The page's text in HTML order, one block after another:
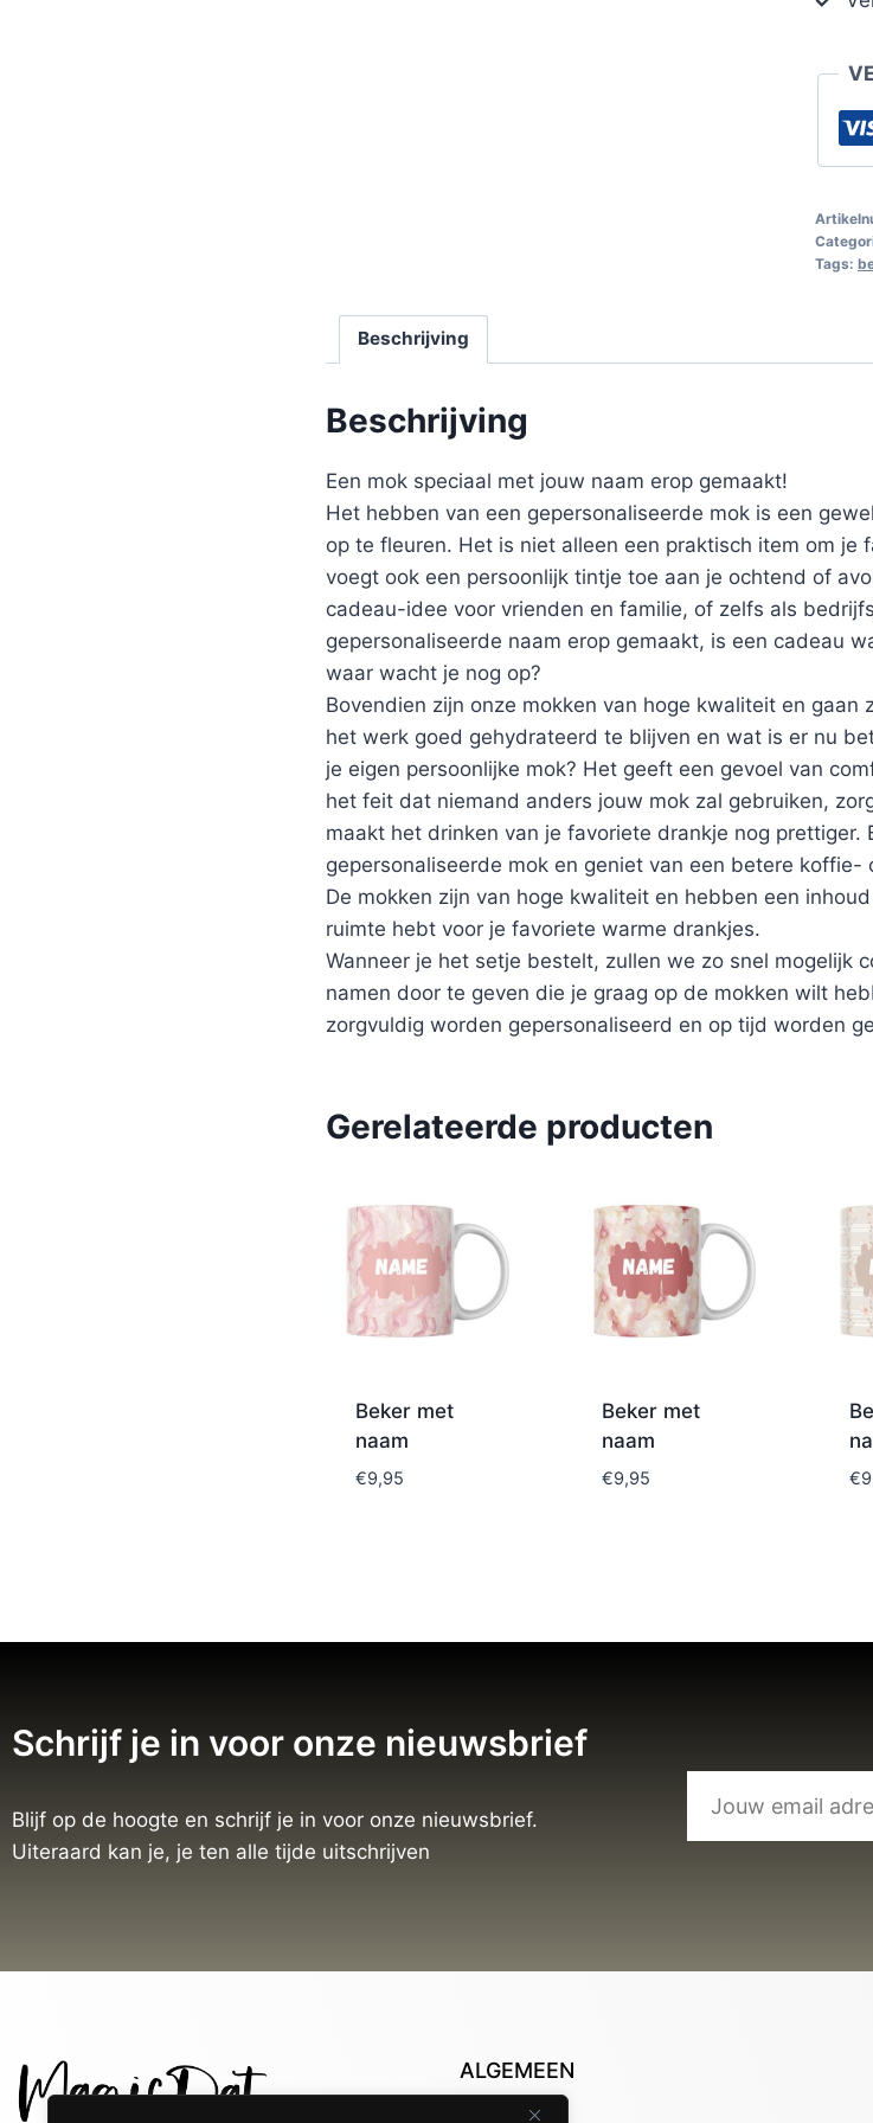
Tags:
Beschrijving
Beschrijving
Een mok speciaal met jouw naam erop gemaakt!
Het hebben van een gepersonaliseerde mok is een
op te fleuren. Het is niet alleen een praktisch item om
voegt ook een persoonlijk tintje toe aan je ochtend of
cadeau-idee voor vrienden en familie, of zelfs als
gepersonaliseerde naam erop gemaakt, is een cadeau
waar wacht je nog op?
Bovendien zijn onze mokken van hoge kwaliteit en
het werk goed gehydrateerd te blijven en wat is er nu
je eigen persoonlijke mok? Het geeft een gevoel van
het feit dat niemand anders jouw mok zal gebruiken,
maakt het drinken van je favoriete drankje nog prettiger.
gepersonaliseerde mok en geniet van een betere
De mokken zijn van hoge kwaliteit en hebben een
ruimte hebt voor je favoriete warme drankjes.
Wanneer je het setje bestelt, zullen we zo snel mogelijk
namen door te geven die je graag op de mokken wilt
zorgvuldig worden gepersonaliseerd en op tijd worden
Gerelateerde producten
Beker met
naam
€9,95
Beker met
naam
€9,95 €
Schrijf je in voor onze nieuwsbrief
Blijf op de hoogte en schrijf je in voor onze nieuwsbrief.
Uiteraard kan je, je ten alle tijde uitschrijven
ALGEMEEN